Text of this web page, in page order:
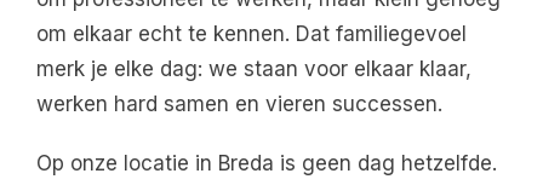
om elkaar echt te kennen. Dat familiegevoel
merk je elke dag: we staan voor elkaar klaar,
werken hard samen en vieren successen.
Op onze locatie in Breda is geen dag hetzelfde.